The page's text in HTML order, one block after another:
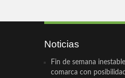
Noticias
Fin de semana
comarca con